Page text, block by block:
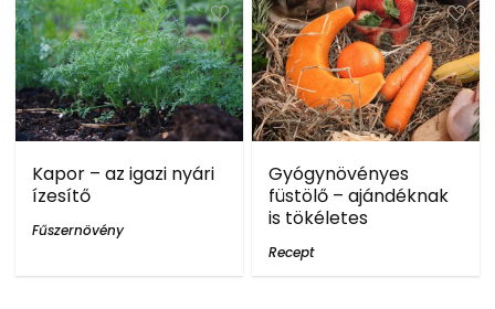
Kapor – az igazi nyári
ízesítő
Fűszernövény
Gyógynövényes
füstölő – ajándéknak
is tökéletes
Recept